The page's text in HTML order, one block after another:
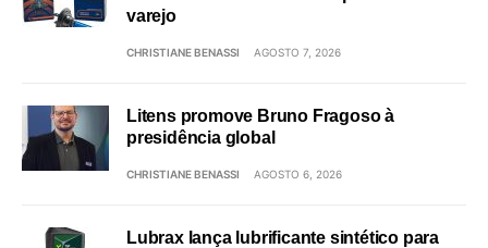
varejo
CHRISTIANE BENASSI AGOSTO 7, 2026
Litens promove Bruno Fragoso à
presidência global
CHRISTIANE BENASSI AGOSTO 6, 2026
Lubrax lança lubrificante sintético para